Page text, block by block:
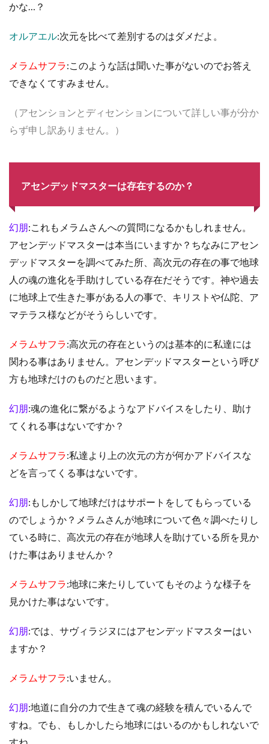
かな…？
オルアエル:次元を比べて差別するのはダメだよ。
メラムサフラ:このような話は聞いた事がないのでお答え
できなくてすみません。
（アセンションとディセンションについて詳しい事が分か
らず申し訳ありません。）
アセンデッドマスターは存在するのか？
幻朋:これもメラムさんへの質問になるかもしれません。
アセンデッドマスターは本当にいますか？ちなみにアセン
デッドマスターを調べてみた所、高次元の存在の事で地球
人の魂の進化を手助けしている存在だそうです。神や過去
に地球上で生きた事がある人の事で、キリストや仏陀、ア
マテラス様などがそうらしいです。
メラムサフラ:高次元の存在というのは基本的に私達には
関わる事はありません。アセンデッドマスターという呼び
方も地球だけのものだと思います。
幻朋:魂の進化に繋がるようなアドバイスをしたり、助け
てくれる事はないですか？
メラムサフラ:私達より上の次元の方が何かアドバイスな
どを言ってくる事はないです。
幻朋:もしかして地球だけはサポートをしてもらっている
のでしょうか？メラムさんが地球について色々調べたりし
ている時に、高次元の存在が地球人を助けている所を見か
けた事はありませんか？
メラムサフラ:地球に来たりしていてもそのような様子を
見かけた事はないです。
幻朋:では、サヴィラジヌにはアセンデッドマスターはい
ますか？
メラムサフラ:いません。
幻朋:地道に自分の力で生きて魂の経験を積んでいるんで
すね。でも、もしかしたら地球にはいるのかもしれないで